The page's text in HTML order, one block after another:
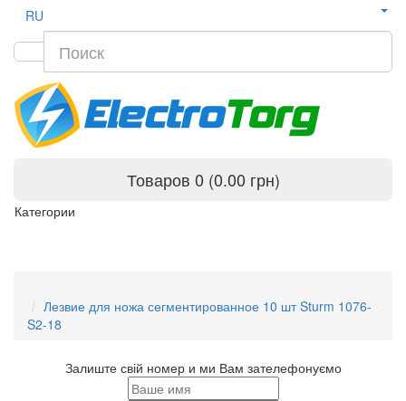
RU
Товаров 0 (0.00 грн)
Категории
Лезвие для ножа сегментированное 10 шт Sturm 1076-
S2-18
Залиште свій номер и ми Вам зателефонуємо